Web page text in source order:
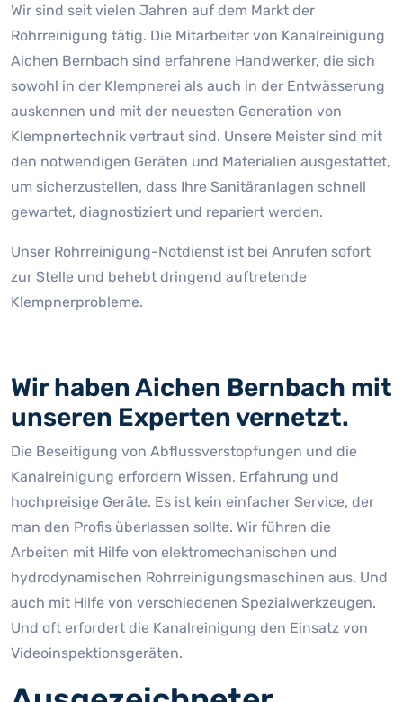
Wir sind seit vielen Jahren auf dem Markt der
Rohrreinigung tätig. Die Mitarbeiter von Kanalreinigung
Aichen Bernbach sind erfahrene Handwerker, die sich
sowohl in der Klempnerei als auch in der Entwässerung
auskennen und mit der neuesten Generation von
Klempnertechnik vertraut sind. Unsere Meister sind mit
den notwendigen Geräten und Materialien ausgestattet,
um sicherzustellen, dass Ihre Sanitäranlagen schnell
gewartet, diagnostiziert und repariert werden.
Unser Rohrreinigung-Notdienst ist bei Anrufen sofort
zur Stelle und behebt dringend auftretende
Klempnerprobleme.
Wir haben Aichen Bernbach mit
unseren Experten vernetzt.
Die Beseitigung von Abflussverstopfungen und die
Kanalreinigung erfordern Wissen, Erfahrung und
hochpreisige Geräte. Es ist kein einfacher Service, der
man den Profis überlassen sollte. Wir führen die
Arbeiten mit Hilfe von elektromechanischen und
hydrodynamischen Rohrreinigungsmaschinen aus. Und
auch mit Hilfe von verschiedenen Spezialwerkzeugen.
Und oft erfordert die Kanalreinigung den Einsatz von
Videoinspektionsgeräten.